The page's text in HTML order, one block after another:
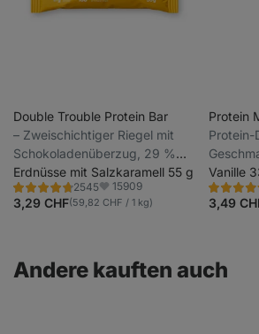
Double Trouble Protein Bar
⁠–⁠ Zweischichtiger Riegel mit
Schokoladenüberzug, 29 %
hochwertiges Eiweiß, ohne
Konservierungsstoffe und
Farbstoffe
Erdnüsse mit Salzkaramell 55 g
2545
Bewertung
4.7/5,
2545
Favoriten
15909
3,29 CHF(59,82 CHF / 1 kg)
Protein
Protein-
Portion,
Vanille
4.7/5,
967
3,49
Andere kauften auch